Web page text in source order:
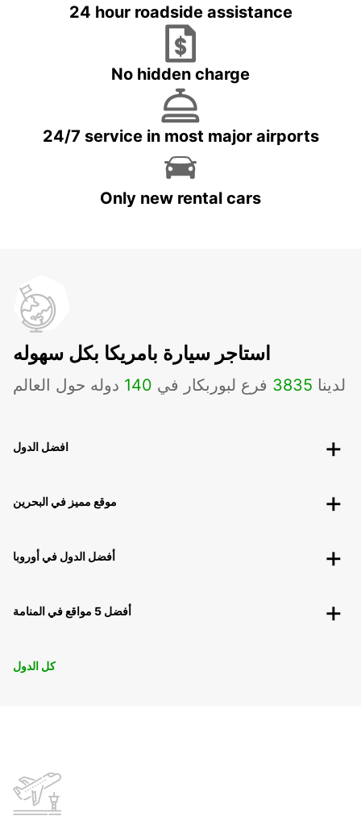
24 hour roadside assistance
No hidden charge
24/7 service in most major airports
Only new rental cars
استاجر سيارة بامريكا بكل سهوله
لدينا 3835 فرع لبوربكار في 140 دوله حول العالم
افضل الدول
موقع مميز في البحرين
أفضل الدول في أوروبا
أفضل 5 مواقع في المنامة
كل الدول